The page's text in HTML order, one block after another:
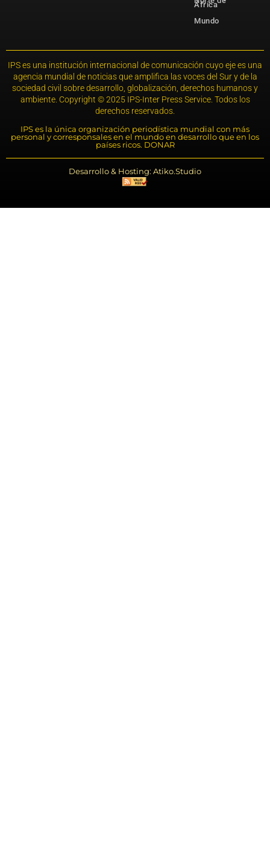
África
Mundo
IPS es una institución internacional de comunicación cuyo eje es una
agencia mundial de noticias que amplifica las voces del Sur y de la
sociedad civil sobre desarrollo, globalización, derechos humanos y
ambiente. Copyright © 2025 IPS-Inter Press Service. Todos los
derechos reservados.
IPS es la única organización periodística mundial con más
personal y corresponsales en el mundo en desarrollo que en los
países ricos. DONAR
Desarrollo & Hosting: Atiko.Studio